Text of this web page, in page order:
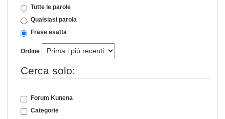
Tutte le parole
Qualsiasi parola
Frase esatta
Ordine
Cerca solo:
Forum Kunena
Categorie